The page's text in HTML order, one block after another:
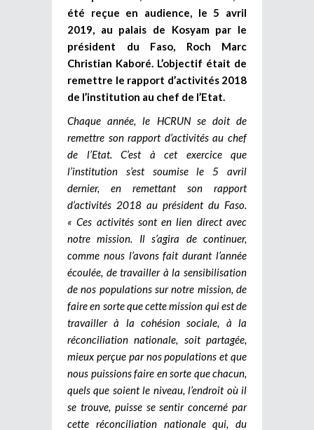
été reçue en audience, le 5 avril
2019, au palais de Kosyam par le
président du Faso, Roch Marc
Christian Kaboré. L’objectif était de
remettre le rapport d’activités 2018
de l’institution au chef de l’Etat.
Chaque année, le HCRUN se doit de
remettre son rapport d’activités au chef
de l’Etat. C’est à cet exercice que
l’institution s’est soumise le 5 avril
dernier, en remettant son rapport
d’activités 2018 au président du Faso.
« Ces activités sont en lien direct avec
notre mission. Il s’agira de continuer,
comme nous l’avons fait durant l’année
écoulée, de travailler à la sensibilisation
de nos populations sur notre mission, de
faire en sorte que cette mission qui est de
travailler à la cohésion sociale, à la
réconciliation nationale, soit partagée,
mieux perçue par nos populations et que
nous puissions faire en sorte que chacun,
quels que soient le niveau, l’endroit où il
se trouve, puisse se sentir concerné par
cette réconciliation nationale qui, du